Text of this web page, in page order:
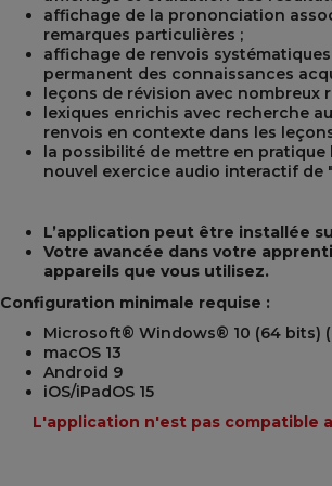
affichage de la prononciation
remarques particulières ;
affichage de renvois
permanent des connaissances
leçons de révision avec nombreux
lexiques enrichis avec recherche
renvois en contexte dans les
la possibilité de mettre en pratique
nouvel exercice audio interactif de
L’application peut être installée
Votre avancée dans votre
appareils que vous utilisez.
Configuration minimale requise :
Microsoft® Windows® 10 (64 bits) (
macOS 13
Android 9
iOS/iPadOS 15
L'application n'est pas compatible